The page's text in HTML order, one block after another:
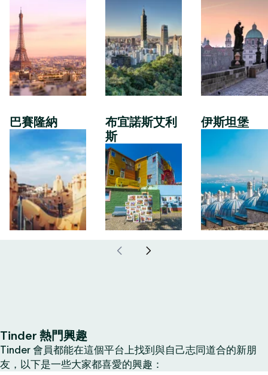
巴賽隆納
布宜諾斯艾利
斯
伊斯坦堡
Tinder 熱門興趣
Tinder 會員都能在這個平台上找到與自己志同道合的新朋
友，以下是一些大家都喜愛的興趣：